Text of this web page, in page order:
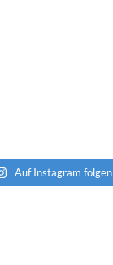
Auf Instagram folgen